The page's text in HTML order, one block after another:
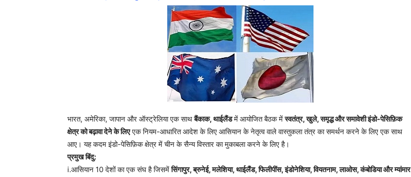
भारत, अमेरिका, जापान और ऑस्ट्रेलिया एक साथबैंकाक, थाईलैंडमें आयोजित बैठक मेंस्वतंत्र, खुले, समृद्ध और समावेशी इंडो-पेसिफ़िक
क्षेत्र को बढ़ावा देने के लिएएक नियम-आधारित आदेश के लिए आसियान के नेतृत्व वाले वास्तुकला तंत्र का समर्थन करने के लिए एक साथ
आए। यह कदम इंडो-पेसिफ़िक क्षेत्र में चीन के सैन्य विस्तार का मुकाबला करने के लिए है।
प्रमुख बिंदु:
i.आसियान 10 देशों का एक संघ है जिसमेंसिंगापुर, ब्रुनेई, मलेशिया, थाईलैंड, फिलीपींस, इंडोनेशिया, वियतनाम, लाओस, कंबोडिया और म्यांमार